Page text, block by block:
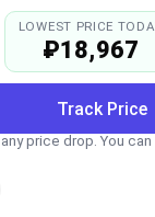
LOWEST PRICE
₽18,967
Track Price
price drop. You